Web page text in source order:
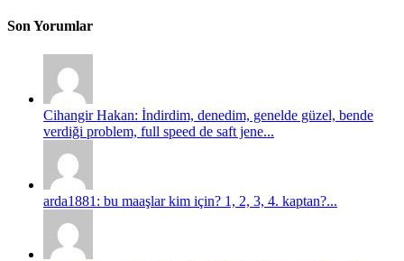
Son Yorumlar
Cihangir Hakan: İndirdim, denedim, genelde güzel, bende
verdiği problem, full speed de saft jene...
arda1881: bu maaşlar kim için? 1, 2, 3, 4. kaptan?...